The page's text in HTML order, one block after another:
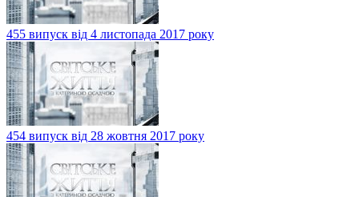
455 випуск від 4 листопада 2017 року
454 випуск від 28 жовтня 2017 року